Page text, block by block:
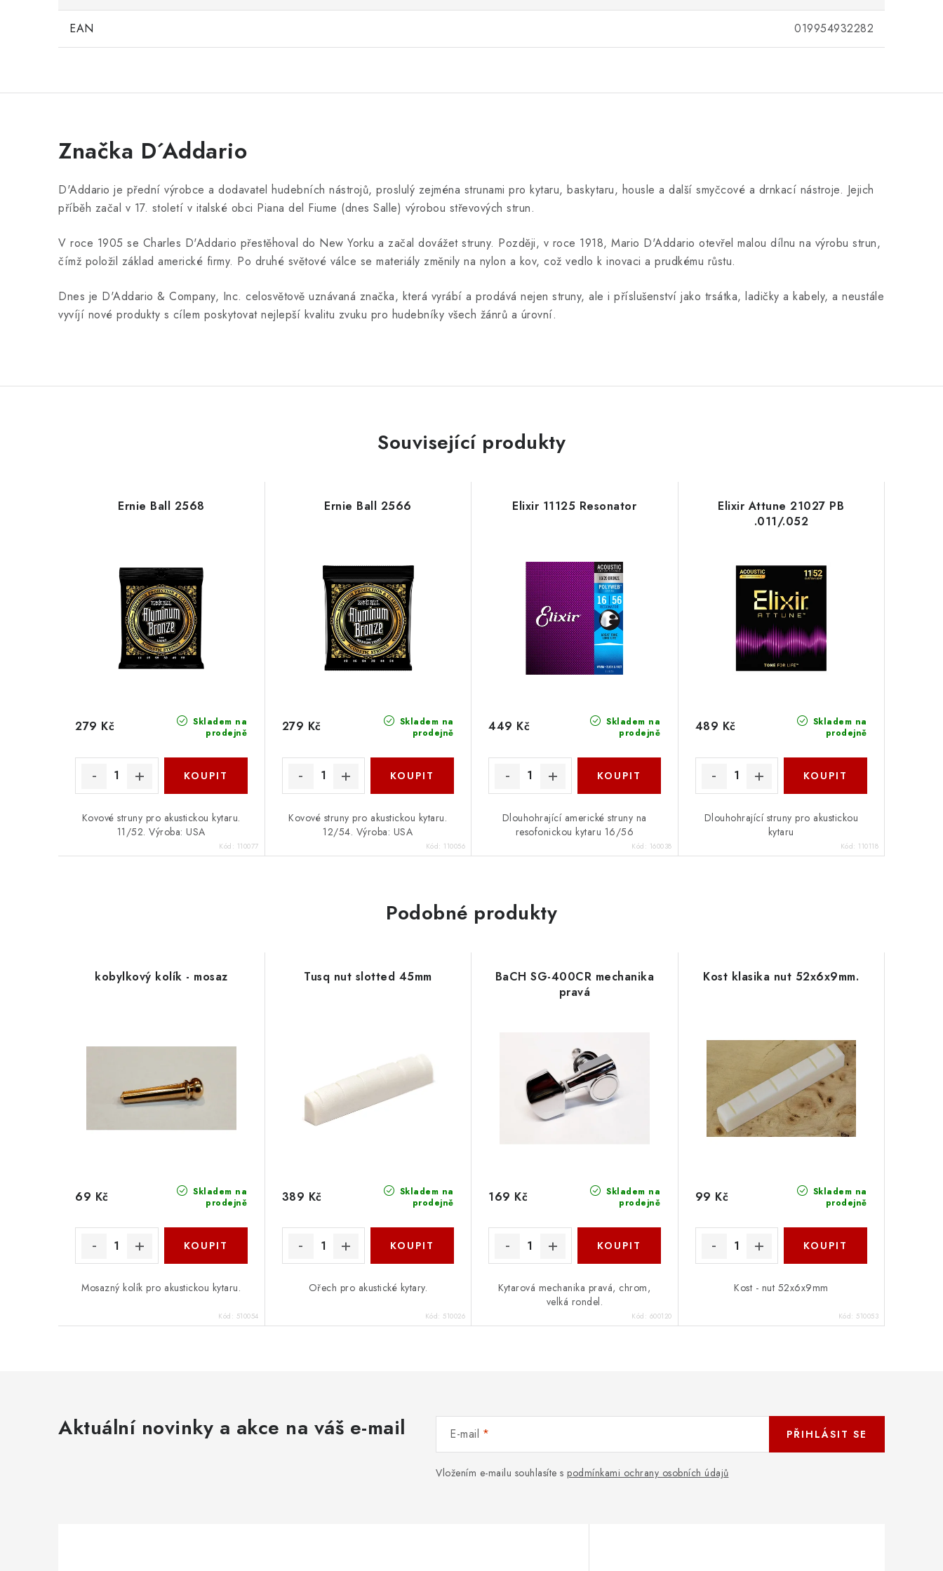
EAN 019954932282
Značka D´Addario
D'Addario je přední výrobce a dodavatel hudebních nástrojů, proslulý zejména strunami pro kytaru, baskytaru, housle a další smyčcové a drnkací nástroje. Jejich
příběh začal v 17. století v italské obci Piana del Fiume (dnes Salle) výrobou střevových strun.
V roce 1905 se Charles D'Addario přestěhoval do New Yorku a začal dovážet struny. Později, v roce 1918, Mario D'Addario otevřel malou dílnu na výrobu strun,
čímž položil základ americké firmy. Po druhé světové válce se materiály změnily na nylon a kov, což vedlo k inovaci a prudkému růstu.
Dnes je D'Addario & Company, Inc. celosvětově uznávaná značka, která vyrábí a prodává nejen struny, ale i příslušenství jako trsátka, ladičky a kabely, a neustále
vyvíjí nové produkty s cílem poskytovat nejlepší kvalitu zvuku pro hudebníky všech žánrů a úrovní.
Související produkty
Ernie Ball 2568
Skladem na
prodejně
279 Kč
Kovové struny pro akustickou kytaru.
11/52. Výroba: USA
Kód: 110077
Ernie Ball 2566
Skladem na
prodejně
279 Kč
Kovové struny pro akustickou kytaru.
12/54. Výroba: USA
Kód: 110056
Elixir 11125 Resonator
Skladem na
prodejně
449 Kč
Dlouhohrající americké struny na
resofonickou kytaru 16/56
Kód: 160038
Elixir Attune 21027 PB
.011/.052
Skladem na
prodejně
489 Kč
Dlouhohrající struny pro akustickou
kytaru
Kód: 110118
Podobné produkty
kobylkový kolík - mosaz
Skladem na
prodejně
69 Kč
Mosazný kolík pro akustickou kytaru.
Kód: 510054
Tusq nut slotted 45mm
Skladem na
prodejně
389 Kč
Ořech pro akustické kytary.
Kód: 510026
BaCH SG-400CR mechanika
pravá
Skladem na
prodejně
169 Kč
Kytarová mechanika pravá, chrom,
velká rondel.
Kód: 600120
Kost klasika nut 52x6x9mm.
Skladem na
prodejně
99 Kč
Kost - nut 52x6x9mm
Kód: 510053
Aktuální novinky a akce na váš e-mail E-mail
Vložením e-mailu souhlasíte s podmínkami ochrany osobních údajů
PŘIHLÁSIT SE